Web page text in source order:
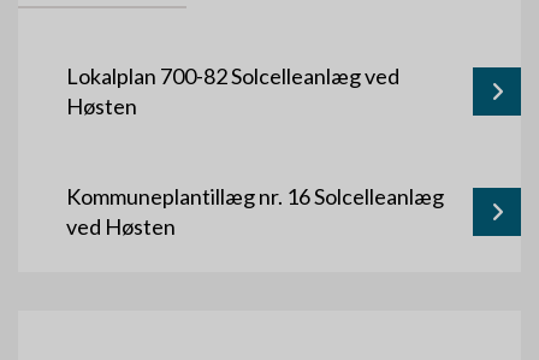
Lokalplan 700-82 Solcelleanlæg ved
Høsten
Kommuneplantillæg nr. 16 Solcelleanlæg
ved Høsten